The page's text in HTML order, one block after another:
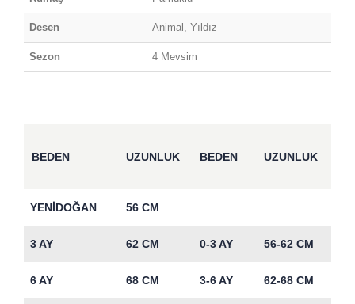
Desen Animal, Yıldız
Sezon 4 Mevsim
BEDEN UZUNLUK BEDEN UZUNLUK
YENİDOĞAN 56 CM
3 AY 62 CM 0-3 AY 56-62 CM
6 AY 68 CM 3-6 AY 62-68 CM